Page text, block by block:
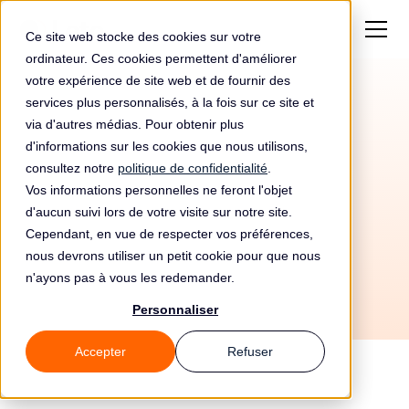
Ce site web stocke des cookies sur votre
ordinateur. Ces cookies permettent d'améliorer
votre expérience de site web et de fournir des
services plus personnalisés, à la fois sur ce site et
via d'autres médias. Pour obtenir plus
d'informations sur les cookies que nous utilisons,
consultez notre politique de confidentialité
Vos informations personnelles ne feront l'objet
d'aucun suivi lors de votre visite sur notre site.
Cependant, en vue de respecter vos préférences,
nous devrons utiliser un petit cookie pour que nous
n'ayons pas à vous les redemander.
Personnaliser
Accepter Refuser
Amende de1 500€
pour Auto Desguaces
Iglesias Sl